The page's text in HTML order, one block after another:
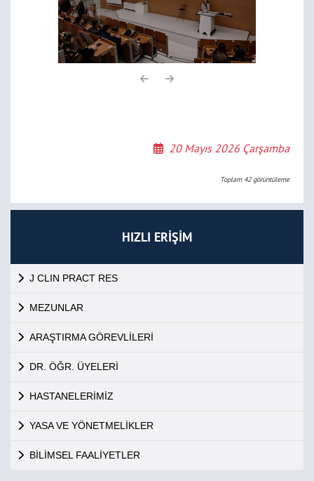
HIZLI ERİŞİM
J CLIN PRACT RES
MEZUNLAR
ARAŞTIRMA GÖREVLİLERİ
DR. ÖĞR. ÜYELERİ
HASTANELERİMİZ
YASA VE YÖNETMELİKLER
BİLİMSEL FAALİYETLER
20 Mayıs 2026 Çarşamba
Toplam 42görüntüleme